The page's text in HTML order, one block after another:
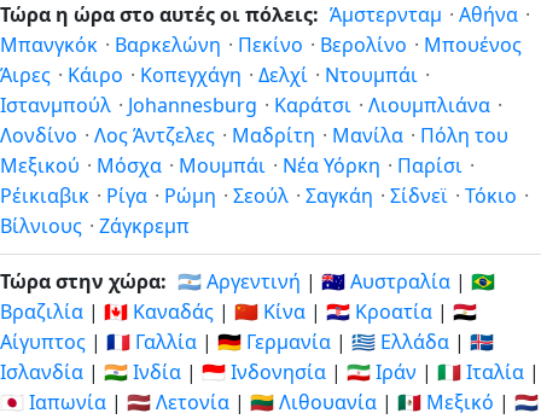
Τώρα η ώρα στο αυτές οι πόλεις: Άμστερνταμ · Αθήνα ·
Μπανγκόκ · Βαρκελώνη · Πεκίνο · Βερολίνο · Μπουένος
Άιρες · Κάιρο · Κοπεγχάγη · Δελχί · Ντουμπάι ·
Ιστανμπούλ · Johannesburg · Καράτσι · Λιουμπλιάνα ·
Λονδίνο · Λος Άντζελες · Μαδρίτη · Μανίλα · Πόλη του
Μεξικού · Μόσχα · Μουμπάι · Νέα Υόρκη · Παρίσι ·
Ρέικιαβικ · Ρίγα · Ρώμη · Σεούλ · Σαγκάη · Σίδνεϊ · Τόκιο ·
Βίλνιους · Ζάγκρεμπ
Τώρα στην χώρα: 🇦🇷 Αργεντινή | 🇦🇺 Αυστραλία | 🇧🇷
Βραζιλία | 🇨🇦 Καναδάς | 🇨🇳 Κίνα | 🇭🇷 Κροατία | 🇪🇬
Αίγυπτος | 🇫🇷 Γαλλία | 🇩🇪 Γερμανία | 🇬🇷 Ελλάδα | 🇮🇸
Ισλανδία | 🇮🇳 Ινδία | 🇮🇩 Ινδονησία | 🇮🇷 Ιράν | 🇮🇹 Ιταλία |
🇯🇵 Ιαπωνία | 🇱🇻 Λετονία | 🇱🇹 Λιθουανία | 🇲🇽 Μεξικό | 🇳🇱